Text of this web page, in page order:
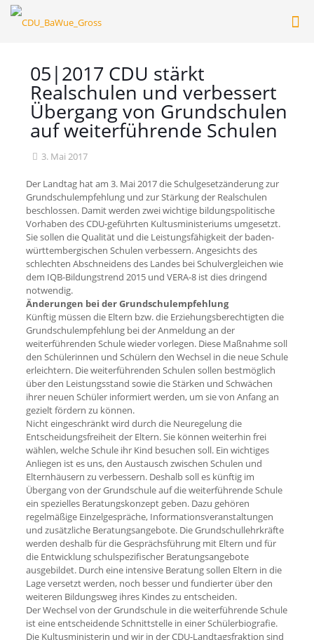
05|2017 CDU stärkt
Realschulen und verbessert
Übergang von Grundschulen
auf weiterführende Schulen
3. Mai 2017
Der Landtag hat am 3. Mai 2017 die Schulgesetzänderung zur
Grundschulempfehlung und zur Stärkung der Realschulen
beschlossen. Damit werden zwei wichtige bildungspolitische
Vorhaben des CDU-geführten Kultusministeriums umgesetzt.
Sie sollen die Qualität und die Leistungsfähigkeit der baden-
württembergischen Schulen verbessern. Angesichts des
schlechten Abschneidens des Landes bei Schulvergleichen wie
dem IQB-Bildungstrend 2015 und VERA-8 ist dies dringend
notwendig.
Änderungen bei der Grundschulempfehlung
Künftig müssen die Eltern bzw. die Erziehungsberechtigten die
Grundschulempfehlung bei der Anmeldung an der
weiterführenden Schule wieder vorlegen. Diese Maßnahme soll
den Schülerinnen und Schülern den Wechsel in die neue Schule
erleichtern. Die weiterführenden Schulen sollen bestmöglich
über den Leistungsstand sowie die Stärken und Schwächen
ihrer neuen Schüler informiert werden, um sie von Anfang an
gezielt fördern zu können.
Nicht eingeschränkt wird durch die Neuregelung die
Entscheidungsfreiheit der Eltern. Sie können weiterhin frei
wählen, welche Schule ihr Kind besuchen soll. Ein wichtiges
Anliegen ist es uns, den Austausch zwischen Schulen und
Elternhäusern zu verbessern. Deshalb soll es künftig im
Übergang von der Grundschule auf die weiterführende Schule
ein spezielles Beratungskonzept geben. Dazu gehören
regelmäßige Einzelgespräche, Informationsveranstaltungen
und zusätzliche Beratungsangebote. Die Grundschullehrkräfte
werden deshalb für die Gesprächsführung mit Eltern und für
die Entwicklung schulspezifischer Beratungsangebote
ausgebildet. Durch eine intensive Beratung sollen Eltern in die
Lage versetzt werden, noch besser und fundierter über den
weiteren Bildungsweg ihres Kindes zu entscheiden.
Der Wechsel von der Grundschule in die weiterführende Schule
ist eine entscheidende Schnittstelle in einer Schülerbiografie.
Die Kultusministerin und wir in der CDU-Landtagsfraktion sind